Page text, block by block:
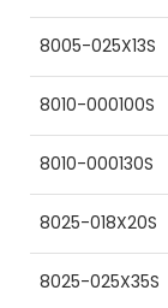
8005-025X13S
8010-000100S
8010-000130S
8025-018X20S
8025-025X35S